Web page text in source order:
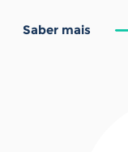
Saber mais